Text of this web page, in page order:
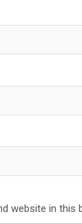
website in this